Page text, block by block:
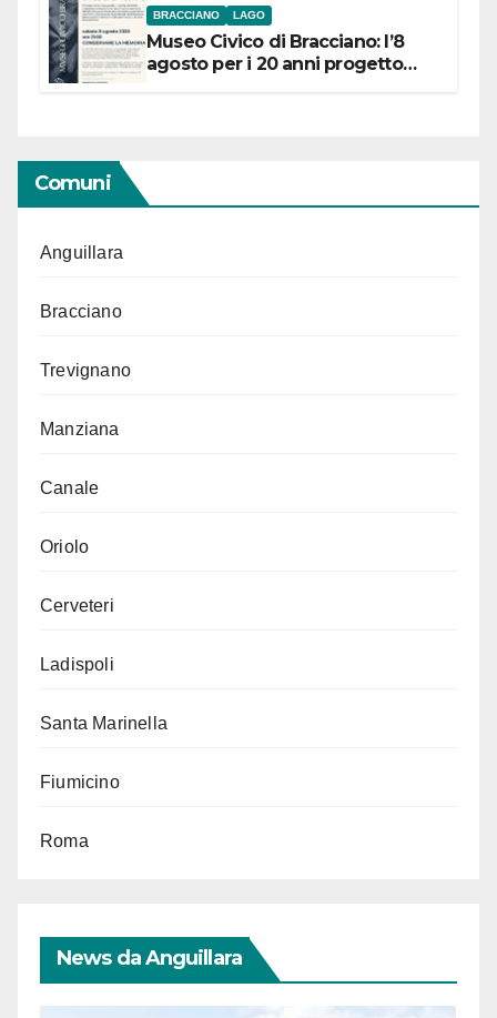
BRACCIANO LAGO
Museo Civico di Bracciano: l’8
agosto per i 20 anni progetto
Comuni
Anguillara
Bracciano
Trevignano
Manziana
Canale
Oriolo
Cerveteri
Ladispoli
Santa Marinella
Fiumicino
Roma
News da Anguillara